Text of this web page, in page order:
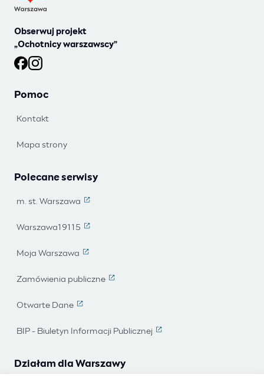
Obserwuj projekt
„Ochotnicy warszawscy”
Pomoc
Kontakt
Mapa strony
Polecane serwisy
m. st. Warszawa
Warszawa19115
Moja Warszawa
Zamówienia publiczne
Otwarte Dane
BIP - Biuletyn Informacji Publicznej
Działam dla Warszawy